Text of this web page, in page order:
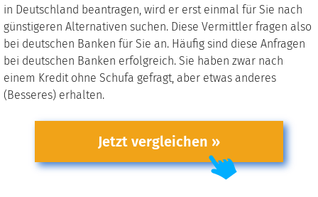
in Deutschland beantragen, wird er erst einmal für Sie nach
günstigeren Alternativen suchen. Diese Vermittler fragen also
bei deutschen Banken für Sie an. Häufig sind diese Anfragen
bei deutschen Banken erfolgreich. Sie haben zwar nach
einem Kredit ohne Schufa gefragt, aber etwas anderes
(Besseres) erhalten.
Jetzt vergleichen »